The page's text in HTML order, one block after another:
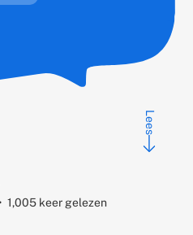
Lees
1,005 keer gelezen